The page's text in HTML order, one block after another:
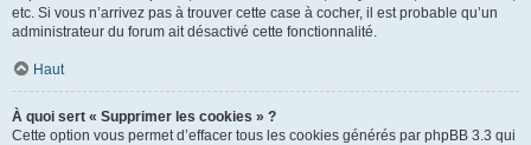
etc. Si vous n’arrivez pas à trouver cette case à cocher, il est probable qu’un
administrateur du forum ait désactivé cette fonctionnalité.
Haut
À quoi sert « Supprimer les cookies » ?
Cette option vous permet d’effacer tous les cookies générés par phpBB 3.3 qui